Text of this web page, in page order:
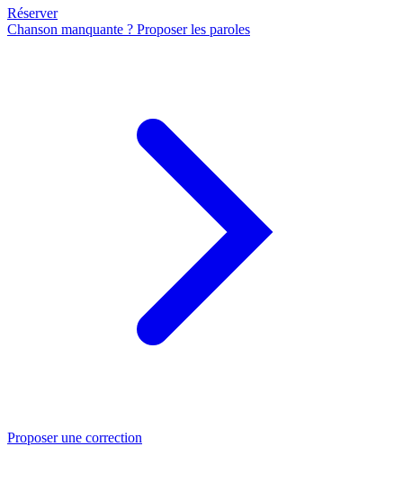
Réserver
Chanson manquante ? Proposer les paroles
Proposer une correction